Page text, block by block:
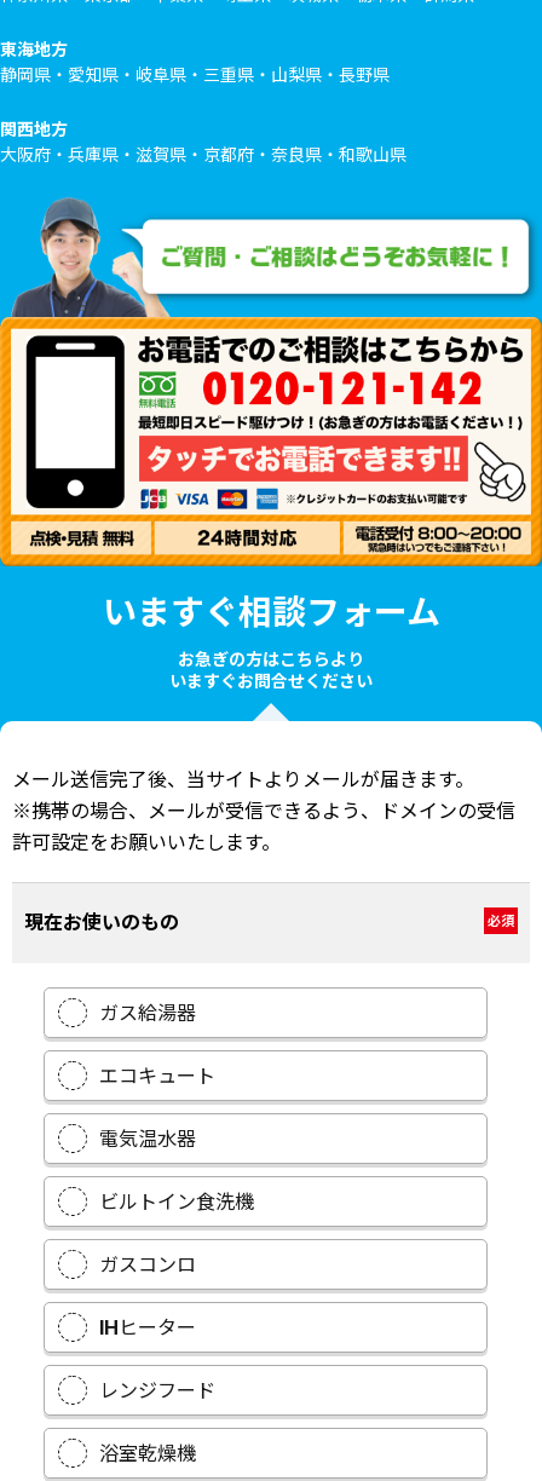
東海地方
静岡県・愛知県・岐阜県・三重県・山梨県・長野県
関西地方
大阪府・兵庫県・滋賀県・京都府・奈良県・和歌山県
いますぐ相談フォーム
お急ぎの方はこちらより
いますぐお問合せください
メール送信完了後、当サイトよりメールが届きます。
※携帯の場合、メールが受信できるよう、ドメインの受信
許可設定をお願いいたします。
現在お使いのもの 必須
ガス給湯器
エコキュート
電気温水器
ビルトイン食洗機
ガスコンロ
IHヒーター
レンジフード
浴室乾燥機